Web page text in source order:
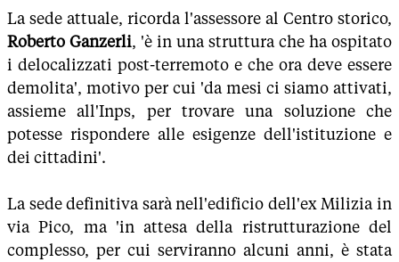
La sede attuale, ricorda l'assessore al Centro storico,
Roberto Ganzerli, 'è in una struttura che ha ospitato
i delocalizzati post-terremoto e che ora deve essere
demolita', motivo per cui 'da mesi ci siamo attivati,
assieme all'Inps, per trovare una soluzione che
potesse rispondere alle esigenze dell'istituzione e
dei cittadini'.
La sede definitiva sarà nell'edificio dell'ex Milizia in
via Pico, ma 'in attesa della ristrutturazione del
complesso, per cui serviranno alcuni anni, è stata